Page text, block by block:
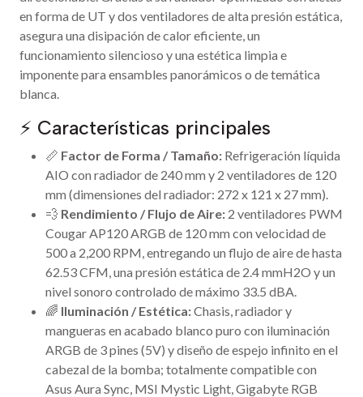
en forma de UT y dos ventiladores de alta presión estática,
asegura una disipación de calor eficiente, un
funcionamiento silencioso y una estética limpia e
imponente para ensambles panorámicos o de temática
blanca.
⚡ Características principales
📏 Factor de Forma / Tamaño: Refrigeración líquida
AIO con radiador de 240 mm y 2 ventiladores de 120
mm (dimensiones del radiador: 272 x 121 x 27 mm).
💨 Rendimiento / Flujo de Aire: 2 ventiladores PWM
Cougar AP120 ARGB de 120 mm con velocidad de
500 a 2,200 RPM, entregando un flujo de aire de hasta
62.53 CFM, una presión estática de 2.4 mmH2O y un
nivel sonoro controlado de máximo 33.5 dBA.
🌈 Iluminación / Estética:Chasis, radiador y
mangueras en acabado blanco puro con iluminación
ARGB de 3 pines (5V) y diseño de espejo infinito en el
cabezal de la bomba; totalmente compatible con
Asus Aura Sync, MSI Mystic Light, Gigabyte RGB